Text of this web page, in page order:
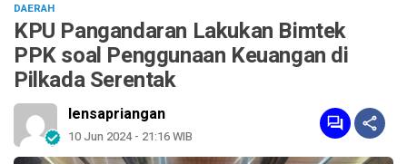
DAERAH
KPU Pangandaran Lakukan Bimtek
PPK soal Penggunaan Keuangan di
Pilkada Serentak
lensapriangan
10 Jun 2024 - 21:16 WIB